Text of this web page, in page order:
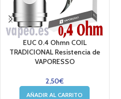
EUC 0.4 Ohmn COIL
TRADICIONAL Resistencia de
VAPORESSO
2,50€
AÑADIR AL CARRITO